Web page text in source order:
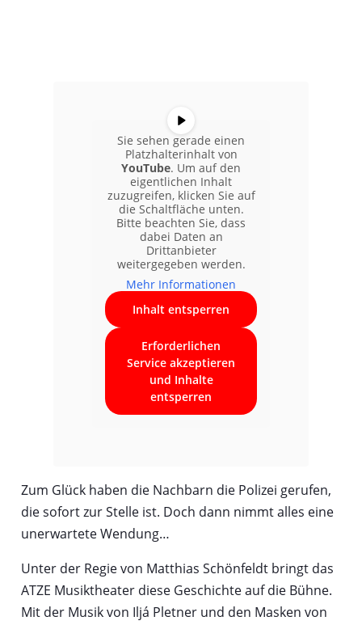
Sie sehen gerade einen
Platzhalterinhalt von
YouTube. Um auf den
eigentlichen Inhalt
zuzugreifen, klicken Sie auf
die Schaltfläche unten.
Bitte beachten Sie, dass
dabei Daten an
Drittanbieter
weitergegeben werden.
Mehr Informationen
Inhalt entsperren
Erforderlichen
Service akzeptieren
und Inhalte
entsperren
Zum Glück haben die Nachbarn die Polizei gerufen,
die sofort zur Stelle ist. Doch dann nimmt alles eine
unerwartete Wendung…
Unter der Regie von Matthias Schönfeldt bringt das
ATZE Musiktheater diese Geschichte auf die Bühne.
Mit der Musik von Iljá Pletner und den Masken von